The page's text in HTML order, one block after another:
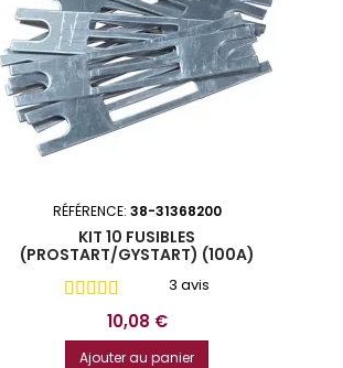
RÉFÉRENCE: 38-31368200
KIT 10 FUSIBLES
(PROSTART/GYSTART) (100A)
3 avis
Prix
10,08 €
Ajouter au panier